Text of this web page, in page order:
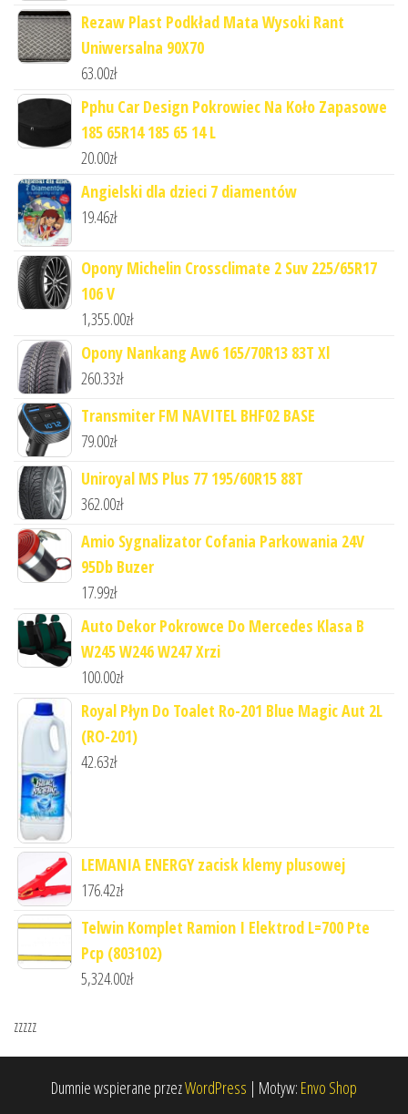
Rezaw Plast Podkład Mata Wysoki Rant
Uniwersalna 90X70
63.00zł
Pphu Car Design Pokrowiec Na Koło Zapasowe
185 65R14 185 65 14 L
20.00zł
Angielski dla dzieci 7 diamentów
19.46zł
Opony Michelin Crossclimate 2 Suv 225/65R17
106 V
1,355.00zł
Opony Nankang Aw6 165/70R13 83T Xl
260.33zł
Transmiter FM NAVITEL BHF02 BASE
79.00zł
Uniroyal MS Plus 77 195/60R15 88T
362.00zł
Amio Sygnalizator Cofania Parkowania 24V
95Db Buzer
17.99zł
Auto Dekor Pokrowce Do Mercedes Klasa B
W245 W246 W247 Xrzi
100.00zł
Royal Płyn Do Toalet Ro-201 Blue Magic Aut 2L
(RO-201)
42.63zł
LEMANIA ENERGY zacisk klemy plusowej
176.42zł
Telwin Komplet Ramion I Elektrod L=700 Pte
Pcp (803102)
5,324.00zł
zzzzz
Dumnie wspierane przezWordPress | Motyw: Envo Shop